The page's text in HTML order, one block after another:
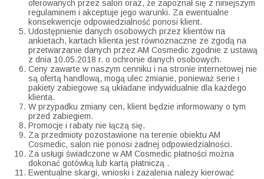
oferowanych przez salon oraz, że zapoznał się z niniejszym
regulaminem i akceptuje jego warunki. Za ewentualne
konsekwencje odpowiedzialność ponosi klient.
Udostępnienie danych osobowych przez klientów na
ankietach, kartach klienta jest równoznaczne ze zgodą na
przetwarzanie danych przez AM Cosmedic zgodnie z ustawą
z dnia 10.05.2018 r. o ochronie danych osobowych.
Ceny zawarte w naszym cenniku i na stronie internetowej nie
są ofertą handlową, mogą ulec zmianie, ponieważ serie i
pakiety zabiegowe są układane indywidualnie dla każdego
klienta.
W przypadku zmiany cen, klient będzie informowany o tym
przed zabiegiem.
Promocje i rabaty nie łączą się.
Za przedmioty pozostawione na terenie obiektu AM
Cosmedic, salon nie ponosi żadnej odpowiedzialności.
Za usługi świadczone w AM Cosmedic płatności można
dokonać gotówką lub kartą płatniczą .
Ewentualne skargi, wnioski i zażalenia należy kierować